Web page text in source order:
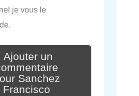
je vous le
Ajouter un
Sanchez
Francisco